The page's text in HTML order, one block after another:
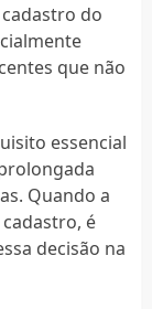
do
que não
essencial
Quando a
é
decisão na